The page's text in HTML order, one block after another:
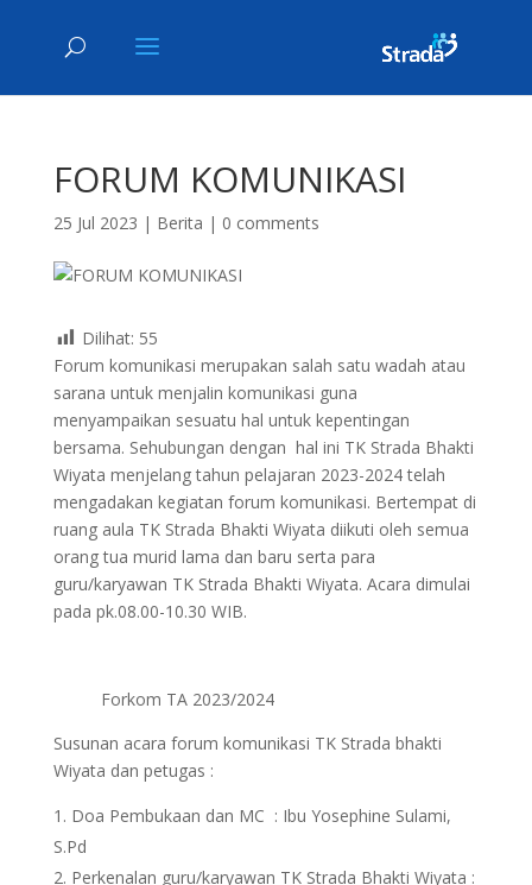
FORUM KOMUNIKASI
25 Jul 2023 | Berita | 0 comments
Dilihat: 55
Forum komunikasi merupakan salah satu wadah atau
sarana untuk menjalin komunikasi guna
menyampaikan sesuatu hal untuk kepentingan
bersama. Sehubungan dengan hal ini TK Strada Bhakti
Wiyata menjelang tahun pelajaran 2023-2024 telah
mengadakan kegiatan forum komunikasi. Bertempat di
ruang aula TK Strada Bhakti Wiyata diikuti oleh semua
orang tua murid lama dan baru serta para
guru/karyawan TK Strada Bhakti Wiyata. Acara dimulai
pada pk.08.00-10.30 WIB.
Forkom TA 2023/2024
Susunan acara forum komunikasi TK Strada bhakti
Wiyata dan petugas :
Doa Pembukaan dan MC : Ibu Yosephine Sulami,
S.Pd
Perkenalan guru/karyawan TK Strada Bhakti Wiyata :